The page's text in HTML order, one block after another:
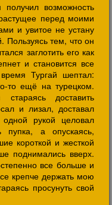
возможность
перед моими
и увитое не устану
Пользуясь тем, что он
заглотить его как
и становится все
Тургай шептал:
то ещё на турецком.
доставить
и лизал, доставал
рукой целовал
пупка, а опускаясь,
короткой и жесткой
поднимались вверх.
все больше и
крепче держать мою
просунуть свой